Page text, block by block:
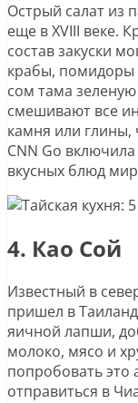
Острый салат из
еще в XVIII веке.
состав закуски
крабы, помидоры
сом тама
смешивают все
камня или глины,
CNN Go
вкусных блюд
4. Као Сой
Известный в
пришел в
яичной лапши,
молоко, мясо и
попробовать это
отправиться в